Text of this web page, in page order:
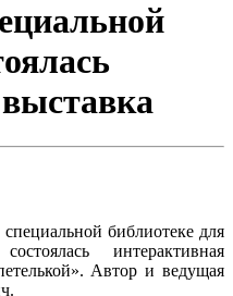
библиотеке для
интерактивная
Автор и ведущая